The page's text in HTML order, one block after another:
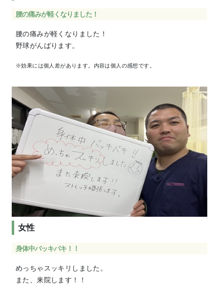
腰の痛みが軽くなりました！
腰の痛みが軽くなりました！
野球がんばります。
※効果には個人差があります。内容は個人の感想です。
女性
身体中バッキバキ！！
めっちゃスッキリしました。
また、来院します！！